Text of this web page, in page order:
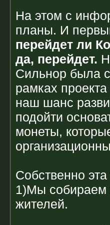
На этом с
планы. И
перейдет ли
да, перейдет.
Сильнор была
рамках
наш шанс
подойти
монеты,
Собственно
1)Мы собираем
жителей.